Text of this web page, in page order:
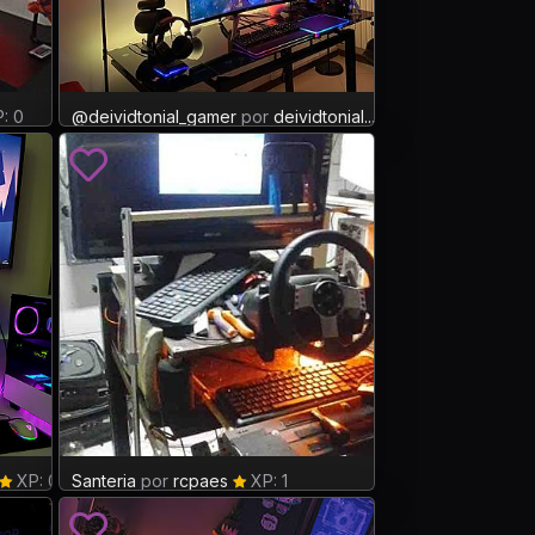
0 @deividtonial_gamerpor deividtonial...
XP: 0 Santeria por rcpaes XP: 1